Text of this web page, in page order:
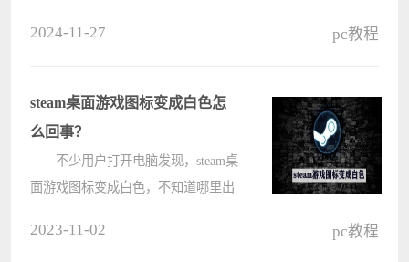
方法，一起来看下具体的操作过程
吧。 ????
2024-11-27 pc教程
steam桌面游戏图标变成白色怎
么回事？
不少用户打开电脑发现，steam桌
面游戏图标变成白色，不知道哪里出
2023-11-02 pc教程